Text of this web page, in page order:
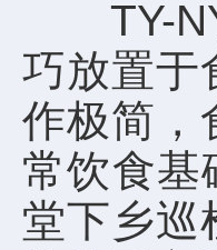
TY-
巧放置于
作极简，
常饮食基
堂下乡巡